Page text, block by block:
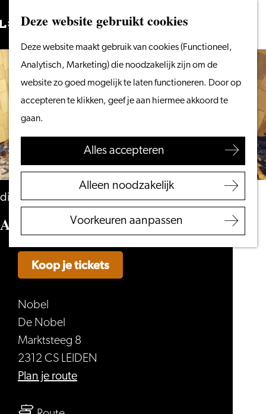
Deze website gebruikt cookies
Deze website maakt gebruik van cookies (Functioneel,
Analytisch, Marketing) die noodzakelijk zijn om de
website zo goed mogelijk te laten functioneren. Door op
accepteren te klikken, geef je aan hiermee akkoord te
gaan.
Alles accepteren
Alleen noodzakelijk
Voorkeuren aanpassen
Ga
naar
de
homepage
Menu
ZoekenVanaf het water
wandelen
Winkelen
Eten & drinken
Met kinderen
VVV Leiden
Bereikbaarheid
Regio Leiden
Zoeken
dinsdag 13 oktober
Audrey Horne
Nobel
De Nobel
Marktsteeg 8
2312 CS LEIDEN
Plan je routenaar
naar
Koop je tickets